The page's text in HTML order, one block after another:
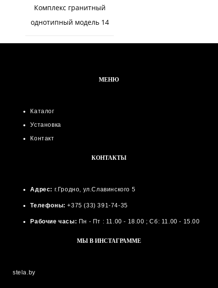
Комплекс гранитный
однотипный модель 14
МЕНЮ
Каталог
Установка
Контакт
КОНТАКТЫ
Адрес: г.Гродно, ул.Славинского 5
Телефоны: +375 (33) 391-74-35
Рабочие часы: Пн - Пт : 11.00 - 18.00 ; Сб: 11.00 - 15.00
МЫ В ИНСТАГРАММЕ
stela.by